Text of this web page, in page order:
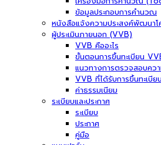
ข้อมูลประกอบการคำนวณ
หนังสือแจ้งความประสงค์พัฒนาโ
ผู้ประเมินภายนอก (VVB)
VVB คืออะไร
ขั้นตอนการขึ้นทะเบียน
แนวทางการตรวจสอบคว
VVB ที่ได้รับการขึ้นทะเบียน
ค่าธรรมเนียม
ระเบียบและประกาศ
ระเบียบ
ประกาศ
คู่มือ